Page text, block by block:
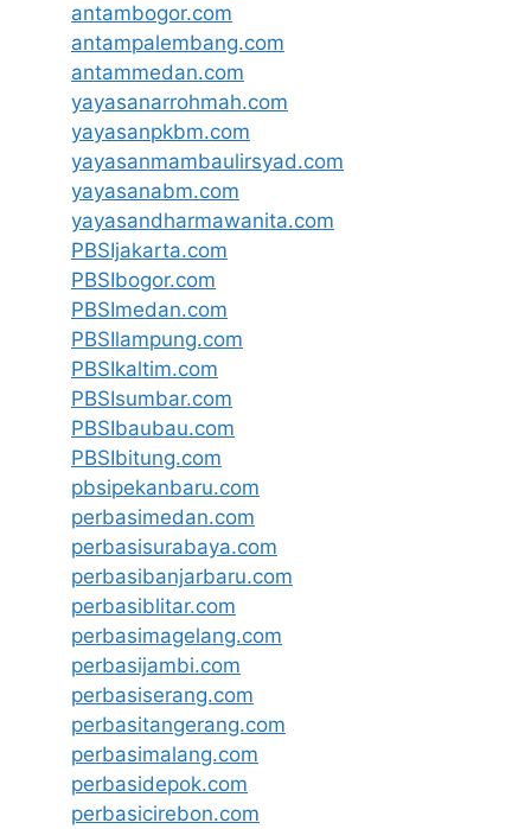
antambogor.com
antampalembang.com
antammedan.com
yayasanarrohmah.com
yayasanpkbm.com
yayasanmambaulirsyad.com
yayasanabm.com
yayasandharmawanita.com
PBSIjakarta.com
PBSIbogor.com
PBSImedan.com
PBSIlampung.com
PBSIkaltim.com
PBSIsumbar.com
PBSIbaubau.com
PBSIbitung.com
pbsipekanbaru.com
perbasimedan.com
perbasisurabaya.com
perbasibanjarbaru.com
perbasiblitar.com
perbasimagelang.com
perbasijambi.com
perbasiserang.com
perbasitangerang.com
perbasimalang.com
perbasidepok.com
perbasicirebon.com